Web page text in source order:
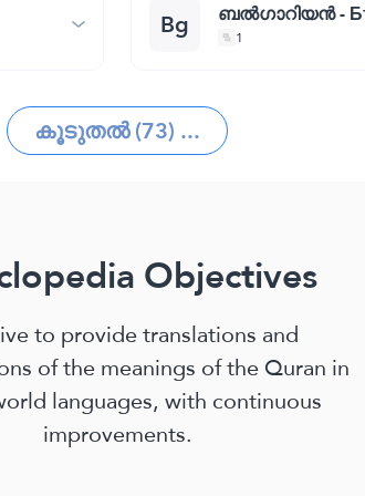
Bg ബല്‍ഗാറിയന്‍ -
1
കൂടുതൽ (73) ...
Objectives
to provide translations and
of the meanings of the Quran in
languages, with continuous
improvements.